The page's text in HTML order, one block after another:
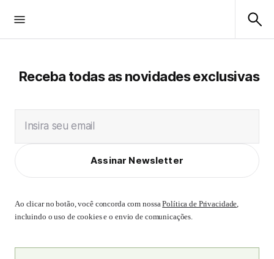
Receba todas as novidades exclusivas
Insira seu email
Assinar Newsletter
Ao clicar no botão, você concorda com nossaPolítica de Privacidade,
incluindo o uso de cookies e o envio de comunicações.